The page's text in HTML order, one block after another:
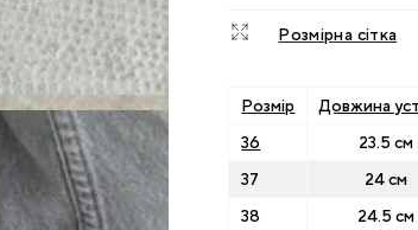
Розмірна сітка
Розмір Довжина
36
23.5 см
37
24 см
38
24.5 см